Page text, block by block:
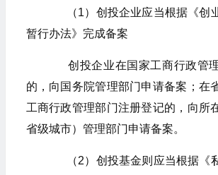
（1）创投企业应当根据《创
暂行办法》完成备案
创投企业在国家工商行政管
的，向国务院管理部门申请备案；在
工商行政管理部门注册登记的，向所
省级城市）管理部门申请备案。
（2）创投基金则应当根据《